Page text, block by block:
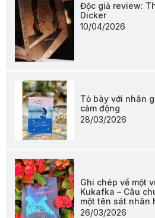
Độc giả review:
Dicker
10/04/2026
Tỏ bày với nhân
cảm động
28/03/2026
Ghi chép về một
Kukafka – Câu
một tên sát nhân
26/03/2026